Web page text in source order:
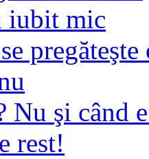
iubit mic
pregăteşte
Nu şi când
rest!